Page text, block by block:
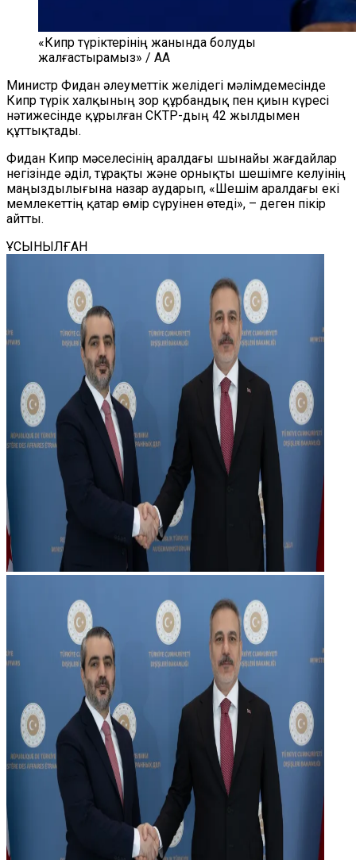
«Кипр түріктерінің жанында болуды
жалғастырамыз» / AA
Министр Фидан әлеуметтік желідегі мәлімдемесінде
Кипр түрік халқының зор құрбандық пен қиын күресі
нәтижесінде құрылған СКТР-дың 42 жылдымен
құттықтады.
Фидан Кипр мәселесінің аралдағы шынайы жағдайлар
негізінде әділ, тұрақты және орнықты шешімге келуінің
маңыздылығына назар аударып, «Шешім аралдағы екі
мемлекеттің қатар өмір сүруінен өтеді», – деген пікір
айтты.
ҰСЫНЫЛҒАН